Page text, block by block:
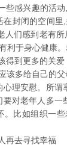
感兴趣的活动,
在封闭的空间
人们感到老有
利于身心健康
到更多的关爱
多给自己的父
心理安慰。所
要对老年人多
。比如组织一
去寻找幸福